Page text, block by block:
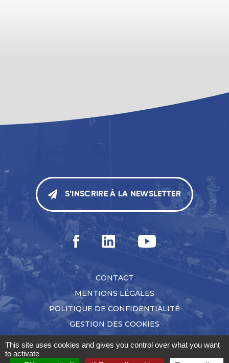
S’INSCRIRE À LA NEWSLETTER
CONTACT
MENTIONS LÉGALES
POLITIQUE DE CONFIDENTIALITÉ
GESTION DES COOKIES
This site uses cookies and gives you control over what you want
to activate